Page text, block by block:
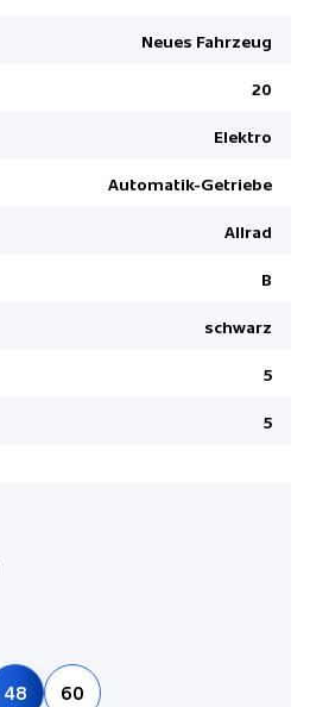
Neues Fahrzeug
20
Elektro
Automatik-Getriebe
Allrad
B
schwarz
5
5
48
60